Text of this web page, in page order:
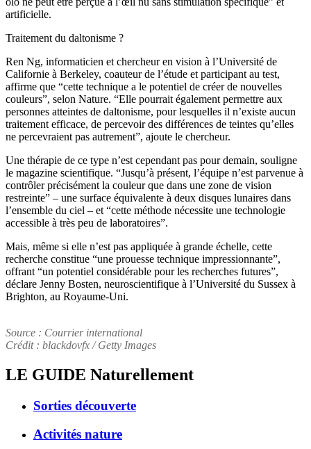
artificielle.
Traitement du daltonisme ?
Ren Ng, informaticien et chercheur en vision à l’Université de
Californie à Berkeley, coauteur de l’étude et participant au test,
affirme que “cette technique a le potentiel de créer de nouvelles
couleurs”, selon Nature. “Elle pourrait également permettre aux
personnes atteintes de daltonisme, pour lesquelles il n’existe aucun
traitement efficace, de percevoir des différences de teintes qu’elles
ne percevraient pas autrement”, ajoute le chercheur.
Une thérapie de ce type n’est cependant pas pour demain, souligne
le magazine scientifique. “Jusqu’à présent, l’équipe n’est parvenue à
contrôler précisément la couleur que dans une zone de vision
restreinte” – une surface équivalente à deux disques lunaires dans
l’ensemble du ciel – et “cette méthode nécessite une technologie
accessible à très peu de laboratoires”.
Mais, même si elle n’est pas appliquée à grande échelle, cette
recherche constitue “une prouesse technique impressionnante”,
offrant “un potentiel considérable pour les recherches futures”,
déclare Jenny Bosten, neuroscientifique à l’Université du Sussex à
Brighton, au Royaume-Uni.
Source : Courrier international
Crédit : blackdovfx / Getty Images
LE GUIDE Naturellement
Sorties découverte
Activités nature